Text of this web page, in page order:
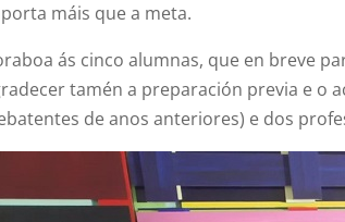
máis que a meta.
ás cinco alumnas, que en breve
tamén a preparación previa e o
de anos anteriores) e dos